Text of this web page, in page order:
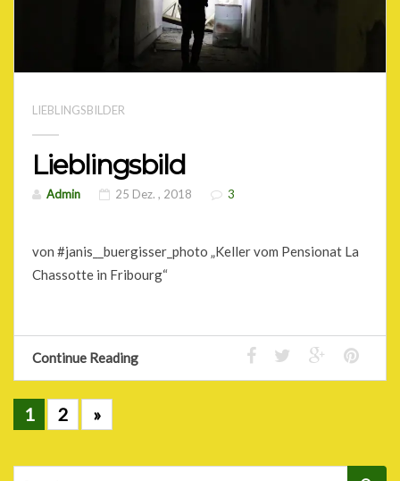
LIEBLINGSBILDER
Lieblingsbild
Admin 25 Dez. , 2018 3
von #janis__buergisser_photo „Keller vom Pensionat La
Chassotte in Fribourg“
Continue Reading
1 2 »